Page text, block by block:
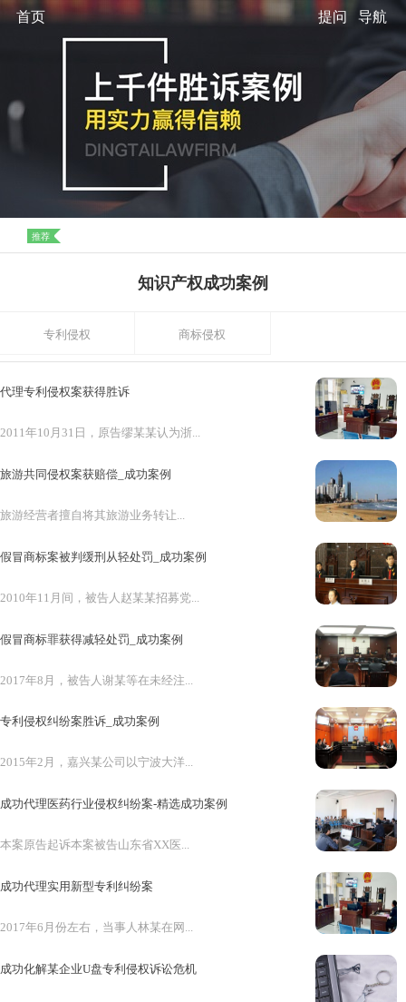
首页 导航
提问
推荐
知识产权成功案例
专利侵权 商标侵权
代理专利侵权案获得胜诉
2011年10月31日，原告缪某某认为浙...
旅游共同侵权案获赔偿_成功案例
旅游经营者擅自将其旅游业务转让...
假冒商标案被判缓刑从轻处罚_成功案例
2010年11月间，被告人赵某某招募党...
假冒商标罪获得减轻处罚_成功案例
2017年8月，被告人谢某等在未经注...
专利侵权纠纷案胜诉_成功案例
2015年2月，嘉兴某公司以宁波大洋...
成功代理医药行业侵权纠纷案-精选成功案例
本案原告起诉本案被告山东省XX医...
成功代理实用新型专利纠纷案
2017年6月份左右，当事人林某在网...
成功化解某企业U盘专利侵权诉讼危机